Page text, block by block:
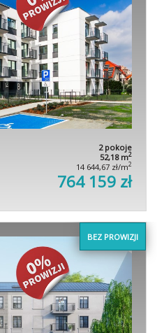
2 pokoje
52,18 m2
14 644,67 zł/m2
764 159 zł
BEZ PROWIZJI